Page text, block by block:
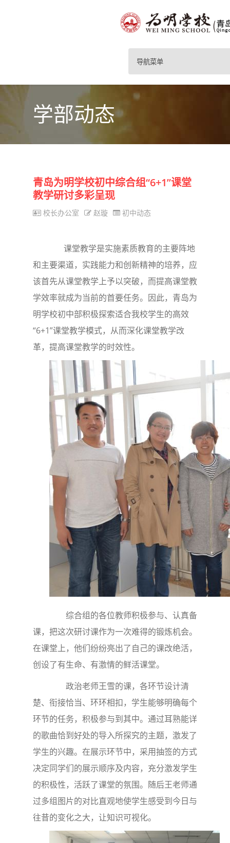
导航菜单
学部动态
青岛为明学校初中综合组“6+1”课堂
教学研讨多彩呈现
校长办公室 赵璇 初中动态
课堂教学是实施素质教育的主要阵地
和主要渠道，实践能力和创新精神的培养，应
该首先从课堂教学上予以突破，而提高课堂教
学效率就成为当前的首要任务。因此，青岛为
明学校初中部积极探索适合我校学生的高效
“6+1”课堂教学模式，从而深化课堂教学改
革，提高课堂教学的时效性。
综合组的各位教师积极参与、认真备
课，把这次研讨课作为一次难得的锻炼机会。
在课堂上，他们纷纷亮出了自己的课改绝活，
创设了有生命、有激情的鲜活课堂。
政治老师王雪的课，各环节设计清
楚、衔接恰当、环环相扣，学生能够明确每个
环节的任务，积极参与到其中。通过耳熟能详
的歌曲恰到好处的导入所探究的主题，激发了
学生的兴趣。在展示环节中，采用抽签的方式
决定同学们的展示顺序及内容，充分激发学生
的积极性，活跃了课堂的氛围。随后王老师通
过多组图片的对比直观地使学生感受到今日与
往昔的变化之大，让知识可视化。